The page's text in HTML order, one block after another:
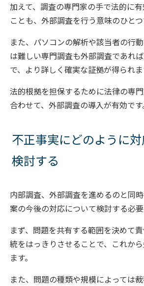
加えて、調査の専門家の手で法的に
ことも、外部調査を行う意味のひとつ
また、パソコンの解析や該当者の行
は難しい専門調査も外部調査であれ
で、より詳しく確実な証拠が得られま
法的根拠を担保するために法律の専
合わせて、外部調査の導入が有効です
不正事実にどのように
検討する
内部調査、外部調査を進めるのと同
案の今後の対応について検討する必要
まず、問題を共有する範囲を決めて
統をはっきりさせることで、これか
ます。
また、問題の種類や規模によっては